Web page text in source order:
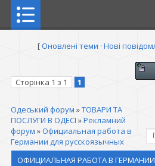
[Оновлені теми · Нові
Сторінка 1 з 1 1
Одеський форум »ТОВАРИ ТА
ПОСЛУГИ В ОДЕСІ »Рекламний
форум »Официальная работа в
Германии для русскоязычных
ОФИЦИАЛЬНАЯ РАБОТА В